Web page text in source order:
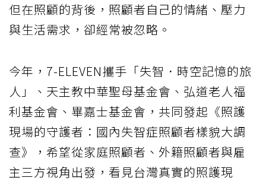
但在照顧的背後，照顧者自己的情緒、壓力
與生活需求，卻經常被忽略。
今年，7-ELEVEN攜手「失智．時空記憶的旅
人」、天主教中華聖母基金會、弘道老人福
利基金會、畢嘉士基金會，共同發起《照護
現場的守護者：國內失智症照顧者樣貌大調
查》，希望從家庭照顧者、外籍照顧者與雇
主三方視角出發，看見台灣真實的照護現